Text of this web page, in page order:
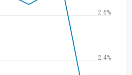
2.4%
2.6%